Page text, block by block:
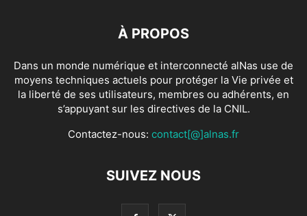
À PROPOS
Dans un monde numérique et interconnecté alNas use de
moyens techniques actuels pour protéger la Vie privée et
la liberté de ses utilisateurs, membres ou adhérents, en
s’appuyant sur les directives de la CNIL.
Contactez-nous: contact[@]alnas.fr
SUIVEZ NOUS